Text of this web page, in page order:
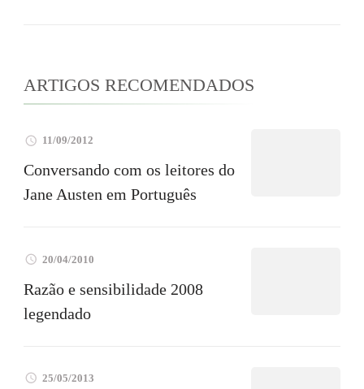
ARTIGOS RECOMENDADOS
11/09/2012
Conversando com os leitores do
Jane Austen em Português
20/04/2010
Razão e sensibilidade 2008
legendado
25/05/2013